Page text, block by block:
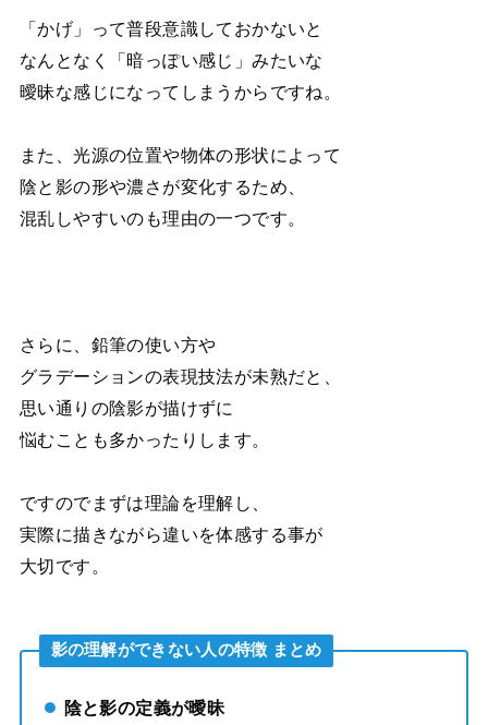
「かげ」って普段意識しておかないと
なんとなく「暗っぽい感じ」みたいな
曖昧な感じになってしまうからですね。
また、光源の位置や物体の形状によって
陰と影の形や濃さが変化するため、
混乱しやすいのも理由の一つです。
さらに、鉛筆の使い方や
グラデーションの表現技法が未熟だと、
思い通りの陰影が描けずに
悩むことも多かったりします。
ですのでまずは理論を理解し、
実際に描きながら違いを体感する事が
大切です。
影の理解ができない人の特徴 まとめ
陰と影の定義が曖昧